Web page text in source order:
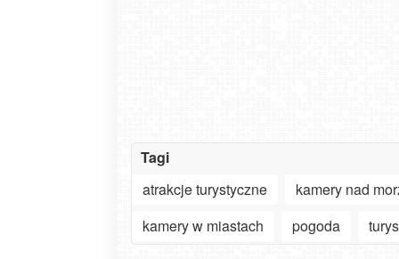
Tagi
atrakcje turystyczne
kamery nad
kamery w miastach
pogoda